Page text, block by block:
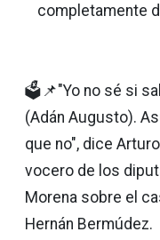
completamente
🗳️📌"Yo no sé si
(Adán Augusto).
que no", dice
vocero de los
Morena sobre el
Hernán Bermúdez.